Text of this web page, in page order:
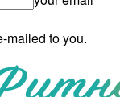
mailed to you.